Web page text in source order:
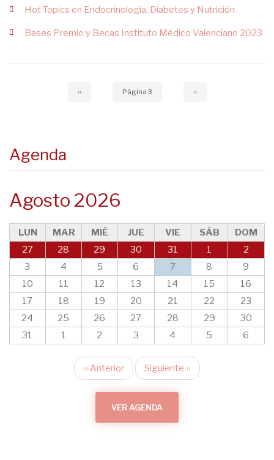
Hot Topics en Endocrinología, Diabetes y Nutrición
Bases Premio y Becas Instituto Médico Valenciano 2023
Página
‹‹ Página 3 Siguiente
››
Agenda
Agosto 2026
LUN MAR MIÉ JUE VIE SÁB
DOM
27
28 29 30 31 1
2
3
4 5 6 7 8
9
10
11 12 13 14 15
16
17
18 19 20 21 22
23
24
25 26 27 28 29
30
31
1 2 3 4 5 6
Paginación
‹‹ Anterior Siguiente ››
VER AGENDA